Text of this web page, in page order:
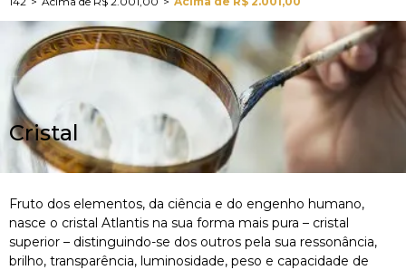
Cristal
Fruto dos elementos, da ciência e do engenho humano,
nasce o cristal Atlantis na sua forma mais pura – cristal
superior – distinguindo-se dos outros pela sua ressonância,
brilho, transparência, luminosidade, peso e capacidade de